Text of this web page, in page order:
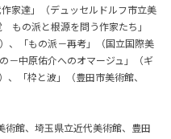
家達」（デュッセルドルフ市立美
の派と根源を問う作家たち」
、「もの派－再考」（国立国際美
－中原佑介へのオマージュ」（ギ
、「枠と波」（豊田市美術館、
館、埼玉県立近代美術館、豊田